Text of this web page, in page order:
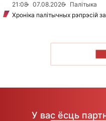
21:08
07.08.2026
Палітыка
Хроніка палітычных рэпрэсій
У вас ёсць